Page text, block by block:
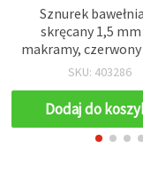
Sznurek
skręcany 1,5 mm
makramy, czerwony
SKU: 403286
Dodaj do